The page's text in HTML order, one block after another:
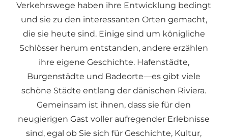
Verkehrswege haben ihre Entwicklung bedingt
und sie zu den interessanten Orten gemacht,
die sie heute sind. Einige sind um königliche
Schlösser herum entstanden, andere erzählen
ihre eigene Geschichte. Hafenstädte,
Burgenstädte und Badeorte—es gibt viele
schöne Städte entlang der dänischen Riviera.
Gemeinsam ist ihnen, dass sie für den
neugierigen Gast voller aufregender Erlebnisse
sind, egal ob Sie sich für Geschichte, Kultur,